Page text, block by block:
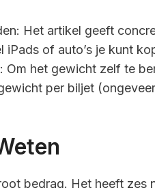
Het artikel geeft
iPads of auto’s je kunt
Om het gewicht zelf te
per biljet
bedrag. Het heeft